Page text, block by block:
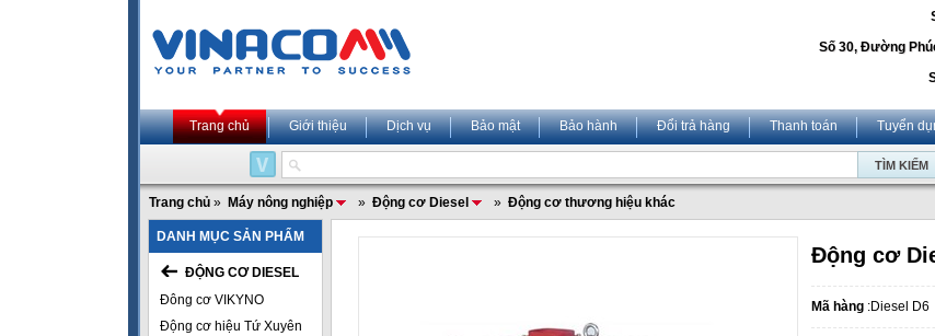
Số 30, Đường
Trang chủ Giới thiệu Dịch vụ Bảo mật Bảo hành Đổi trả hàng Thanh toán Tuyển
Trang chủ » Máy nông nghiệp » Động cơ Diesel » Động cơ thương hiệu khác
DANH MỤC SẢN PHẨM
ĐỘNG CƠ DIESEL
Đông cơ VIKYNO
Động cơ hiệu Tứ Xuyên
Động cơ
Mã hàng :Diesel D6